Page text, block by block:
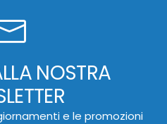
NOSTRA
e le promozioni